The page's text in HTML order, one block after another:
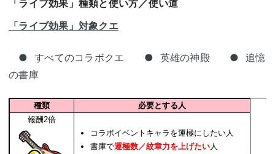
「ライブ効果」種類と使い方／使い道
「ライブ効果」対象クエ
● すべてのコラボクエ ● 英雄の神殿 ● 追憶
の書庫
種類
必要とする人
報酬2倍
コラボイベントキャラを運極にしたい人
書庫で運極数／紋章力を上げたい人